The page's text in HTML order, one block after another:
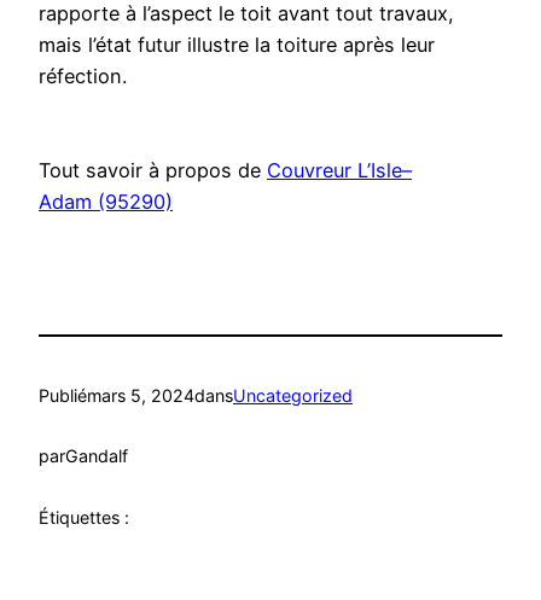
rapporte à l’aspect le toit avant tout travaux,
mais l’état futur illustre la toiture après leur
réfection.
Tout savoir à propos de Couvreur L’Isle–
Adam (95290)
Publiémars 5, 2024dansUncategorized
parGandalf
Étiquettes :